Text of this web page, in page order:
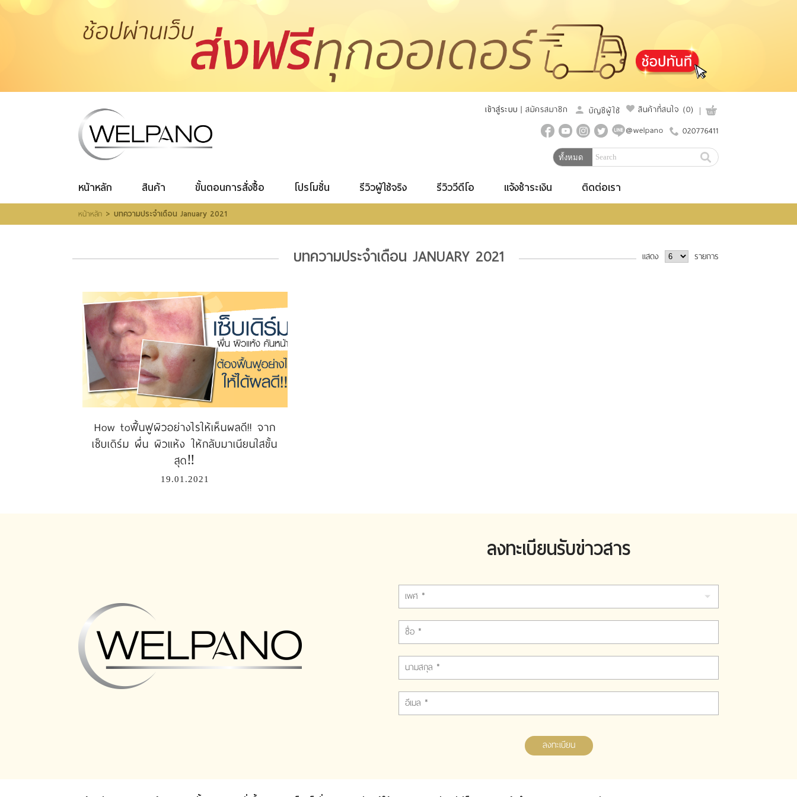
สินค้าที่สนใจ(0)
ขั้นตอนการสั่งซื้อ
โปรโมชั่น
รีวิววีดีโอ
แจ้งชำระเงิน
เข้าสู่ระบบ | สมัครสมาชิก บัญชีผู้ใช้ สินค้าที่สนใจ (0)
@welpano
020776411
หน้าหลัก สินค้า ขั้นตอนการสั่งซื้อ โปรโมชั่น รีวิวผู้ใช้จริง รีวิววีดีโอ แจ้งชำระเงิน ติดต่อเรา
หน้าหลัก > บทความประจำเดือน January 2021
บทความประจำเดือน JANUARY 2021 แสดง รายการ
How toฟื้นฟูผิวอย่างไรให้เห็นผลดี!! จาก
เซ็บเดิร์ม ผื่น ผิวแห้ง ให้กลับมาเนียนใสขั้น
สุด‼️
19.01.2021
ลงทะเบียนรับข่าวสาร
ลงทะเบียน